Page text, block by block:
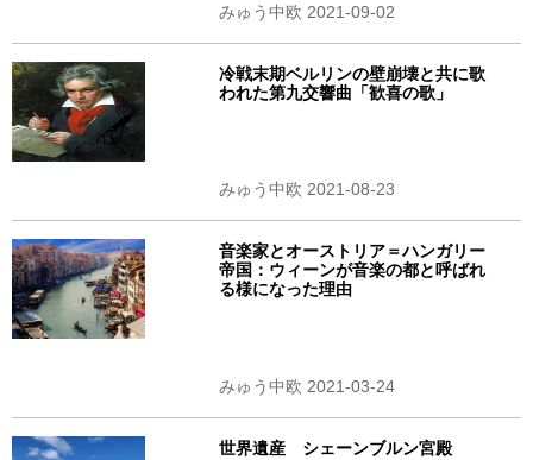
みゅう中欧 2021-09-02
冷戦末期ベルリンの壁崩壊と共に歌
われた第九交響曲「歓喜の歌」
みゅう中欧 2021-08-23
音楽家とオーストリア＝ハンガリー
帝国：ウィーンが音楽の都と呼ばれ
る様になった理由
みゅう中欧 2021-03-24
世界遺産 シェーンブルン宮殿